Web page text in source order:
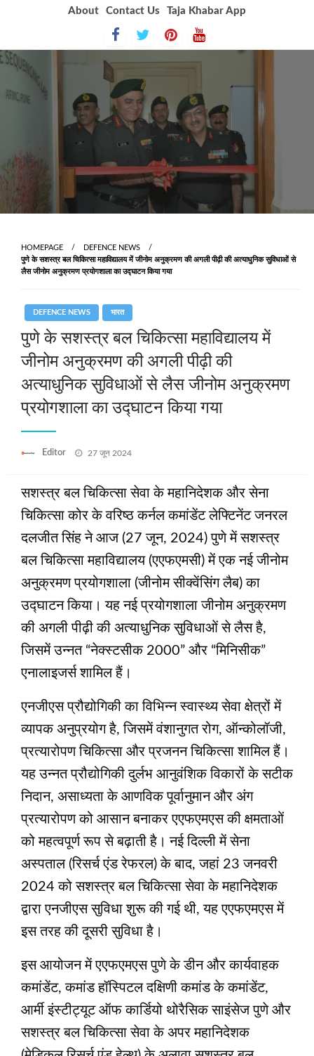
About Contact Us Taja Khabar App
HOMEPAGE
DEFENCE NEWS
पुणे के सशस्त्र बल चिकित्सा महाविद्यालय में जीनोम अनुक्रमण की अगली पीढ़ी की अत्याधुनिक सुविधाओं से
लैस जीनोम अनुक्रमण प्रयोगशाला का उद्घाटन किया गया
DEFENCE NEWS भारत
पुणे के सशस्त्र बल चिकित्सा महाविद्यालय में
जीनोम अनुक्रमण की अगली पीढ़ी की
अत्याधुनिक सुविधाओं से लैस जीनोम अनुक्रमण
प्रयोगशाला का उद्घाटन किया गया
Editor
Posted
27 जून 2024
सशस्त्र बल चिकित्सा सेवा के महानिदेशक और सेना
चिकित्सा कोर के वरिष्ठ कर्नल कमांडेंट लेफ्टिनेंट जनरल
दलजीत सिंह ने आज (27 जून, 2024) पुणे में सशस्त्र
बल चिकित्सा महाविद्यालय (एएफएमसी) में एक नई जीनोम
अनुक्रमण प्रयोगशाला (जीनोम सीक्वेंसिंग लैब) का
उद्घाटन किया। यह नई प्रयोगशाला जीनोम अनुक्रमण
की अगली पीढ़ी की अत्याधुनिक सुविधाओं से लैस है,
जिसमें उन्नत “नेक्स्टसीक 2000” और “मिनिसीक”
एनालाइजर्स शामिल हैं।
एनजीएस प्रौद्योगिकी का विभिन्न स्वास्थ्य सेवा क्षेत्रों में
व्यापक अनुप्रयोग है, जिसमें वंशानुगत रोग, ऑन्कोलॉजी,
प्रत्यारोपण चिकित्सा और प्रजनन चिकित्सा शामिल हैं।
यह उन्नत प्रौद्योगिकी दुर्लभ आनुवंशिक विकारों के सटीक
निदान, असाध्यता के आणविक पूर्वानुमान और अंग
प्रत्यारोपण को आसान बनाकर एएफएमएस की क्षमताओं
को महत्वपूर्ण रूप से बढ़ाती है। नई दिल्ली में सेना
अस्पताल (रिसर्च एंड रेफरल) के बाद, जहां 23 जनवरी
2024 को सशस्त्र बल चिकित्सा सेवा के महानिदेशक
द्वारा एनजीएस सुविधा शुरू की गई थी, यह एएफएमएस में
इस तरह की दूसरी सुविधा है।
इस आयोजन में एएफएमएस पुणे के डीन और कार्यवाहक
कमांडेंट, कमांड हॉस्पिटल दक्षिणी कमांड के कमांडेंट,
आर्मी इंस्टीट्यूट ऑफ कार्डियो थोरैसिक साइंसेज पुणे और
सशस्त्र बल चिकित्सा सेवा के अपर महानिदेशक